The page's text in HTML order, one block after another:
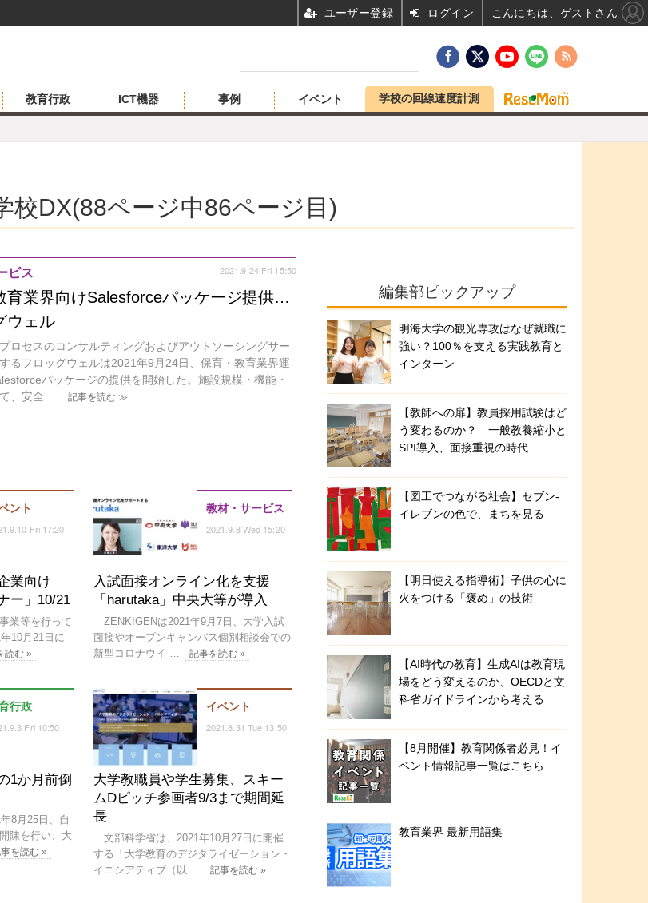
教育行政 ICT機器 事例 イベント 学校の回線速度計測
校DX(88ページ中86ページ目)
ビス 2021.9.24 Fri 15:50
育業界向けSalesforceパッケージ提供…
ウェル
ロセスのコンサルティングおよびアウトソーシングサー
るフロッグウェルは2021年9月24日、保育・教育業界運
パッケージの提供を開始した。施設規模・機能・
、安全 …
記事を読む ≫
ント
Fri 17:20
業向け
ー」10/21
業等を行って
10月21日に
読む »
教材・サービス
2021.9.8 Wed 15:20
入試面接オンライン化を支援
「harutaka」中央大等が導入
ZENKIGENは2021年9月7日、大学入試
面接やオープンキャンパス個別相談会での
新型コロナウイ …
記事を読む »
行政
Fri 10:50
1か月前倒
8月25日、自
陳を行い、大
を読む »
イベント
2021.8.31 Tue 13:50
大学教職員や学生募集、スキー
ムDピッチ参画者9/3まで期間延
長
文部科学省は、2021年10月27日に開催
する「大学教育のデジタライゼーション・
イニシアティブ（以 …
記事を読む »
編集部ピックアップ
明海大学の観光専攻はなぜ就職に
強い？100％を支える実践教育と
インターン
【教師への扉】教員採用試験はど
う変わるのか？ 一般教養縮小と
SPI導入、面接重視の時代
【図工でつながる社会】セブン‐
イレブンの色で、まちを見る
【明日使える指導術】子供の心に
火をつける「褒め」の技術
【AI時代の教育】生成AIは教育現
場をどう変えるのか、OECDと文
科省ガイドラインから考える
【8月開催】教育関係者必見！イ
ベント情報記事一覧はこちら
教育業界 最新用語集
ユーザー登録 ログイン こんにちは、ゲストさん